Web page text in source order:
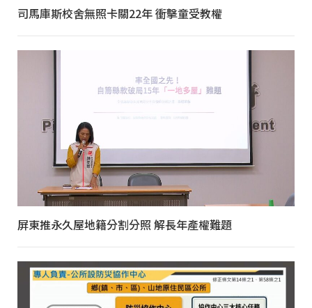
司馬庫斯校舍無照卡關22年 衝擊童受教權
屏東推永久屋地籍分割分照 解長年產權難題